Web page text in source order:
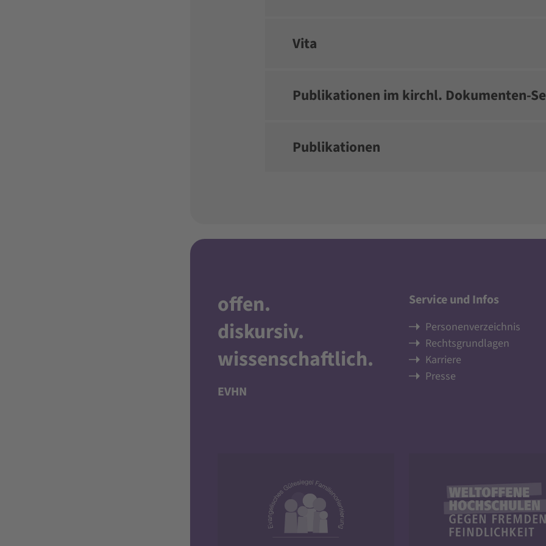
Vita
Publikationen im kirchl. Dokumenten-
Publikationen
offen.
diskursiv.
wissenschaftlich.
EVHN
Service und Infos
Personenverzeichnis
Rechtsgrundlagen
Karriere
Presse